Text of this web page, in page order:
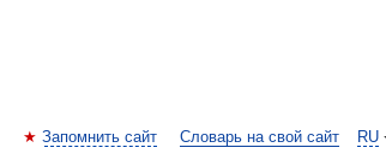
RU
Запомнить сайт Словарь на свой сайт